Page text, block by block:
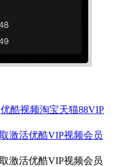
优酷视频淘宝天猫88VIP
激活优酷VIP视频会员
激活优酷VIP视频会员